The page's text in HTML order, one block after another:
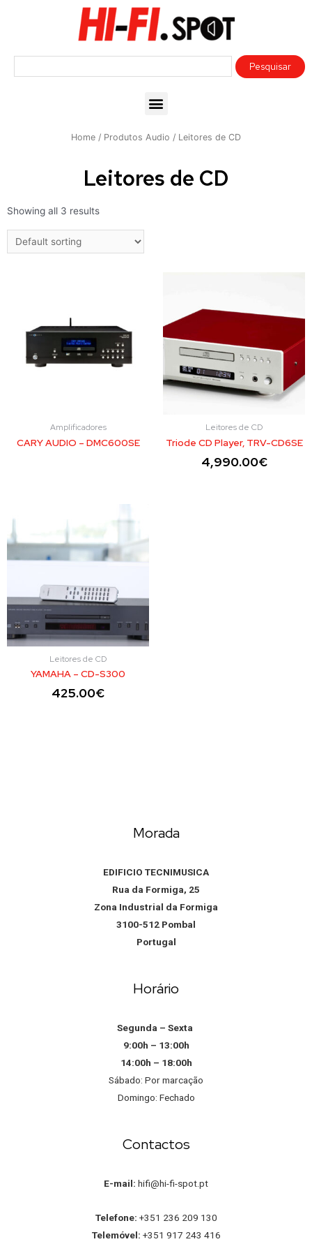
Home / Produtos Audio / Leitores de CD
Leitores de CD
Showing all 3 results
Amplificadores
CARY AUDIO – DMC600SE
Leitores de CD
Triode CD Player, TRV-CD6SE
4,990.00€
Leitores de CD
YAMAHA – CD-S300
425.00€
Morada
EDIFICIO TECNIMUSICA
Rua da Formiga, 25
Zona Industrial da Formiga
3100-512 Pombal
Portugal
Horário
Segunda – Sexta
9:00h – 13:00h
14:00h – 18:00h
Sábado: Por marcação
Domingo: Fechado
Contactos
E-mail: hifi@hi-fi-spot.pt
Telefone: +351 236 209 130
Telemóvel: +351 917 243 416